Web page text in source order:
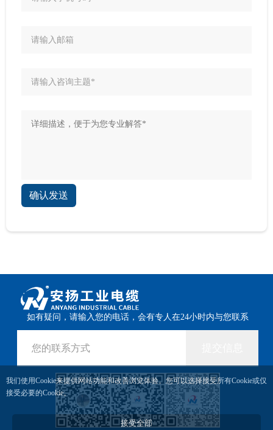
我们使用Cookie来提供网站功能和改善浏览体验。您可以选择接受所有Cookie或仅
接受必要的Cookie。
接受全部
确认发送
如有疑问，请输入您的电话，会有专人在24小时内与您联系